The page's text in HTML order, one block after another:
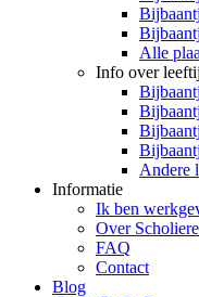
Alle
Info over
Andere
Informatie
Ik ben
Over
FAQ
Contact
Blog